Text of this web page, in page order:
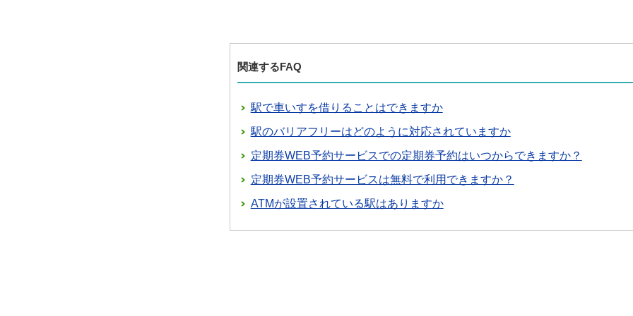
関連するFAQ
駅で車いすを借りることはできますか
駅のバリアフリーはどのように対応されていますか
定期券WEB予約サービスでの定期券予約はいつからできますか？
定期券WEB予約サービスは無料で利用できますか？
ATMが設置されている駅はありますか